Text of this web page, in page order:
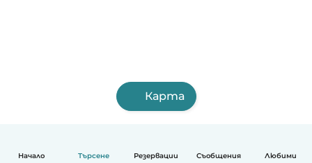
Начало Търсене Резервации Съобщения Любими
Карта